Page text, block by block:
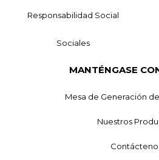
Responsabilidad Social
Sociales
MANTÉNGASE
Mesa de Generación
Nuestros